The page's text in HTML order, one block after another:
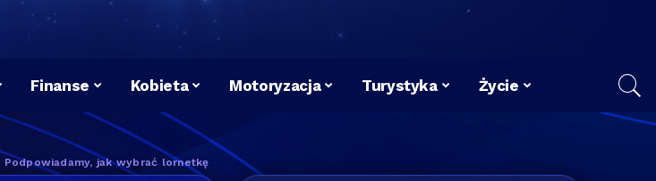
Finanse Kobieta Motoryzacja Turystyka Życie
Podpowiadamy, jak wybrać lornetkę